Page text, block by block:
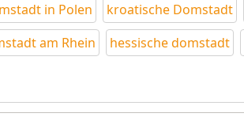
in Polen kroatische Domstadt
am Rhein hessische domstadt